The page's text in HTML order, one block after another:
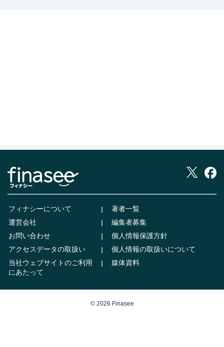
フィナシーについて
著者一覧
運営会社
編集者募集
お問い合わせ
個人情報保護方針
アクセスデータの取扱い
個人情報の取扱いについて
当社ウェブサイトのご利用
にあたって
媒体資料
© 2026 Finasee